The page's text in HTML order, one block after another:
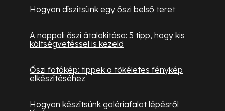
Hogyan díszítsünk egy őszi belső teret
A nappali őszi átalakítása: 5 tipp, hogy kis
költségvetéssel is kezeld
Őszi fotókép: tippek a tökéletes fénykép
elkészítéséhez
Hogyan készítsünk galériafalat lépésről